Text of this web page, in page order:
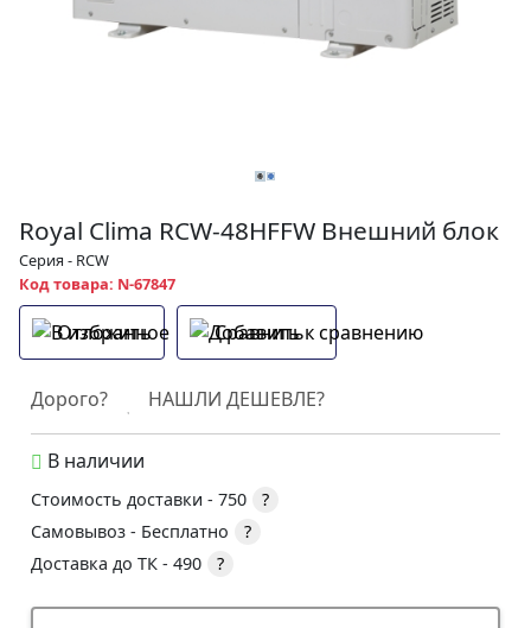
Royal Clima RCW-48HFFW Внешний блок
Серия - RCW
Код товара: N-67847
Отложить Сравнить
Дорого? НАШЛИ ДЕШЕВЛЕ?
В наличии
Стоимость доставки - 750
?
Самовывоз - Бесплатно
?
Доставка до ТК - 490 ?